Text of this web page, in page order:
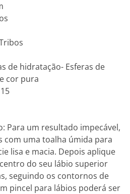
de hidratação- Esferas de
cor pura
Para um resultado impecável,
com uma toalha úmida para
lisa e macia. Depois aplique
do seu lábio superior
seguindo os contornos de
pincel para lábios poderá ser